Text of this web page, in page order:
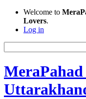
Welcome to
Lovers.
Log in